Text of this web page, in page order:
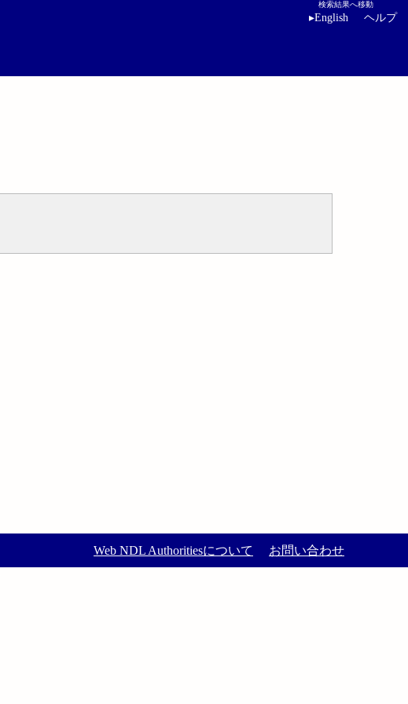
検索結果へ移動
▸English ヘルプ
Web NDL Authoritiesについて お問い合わせ